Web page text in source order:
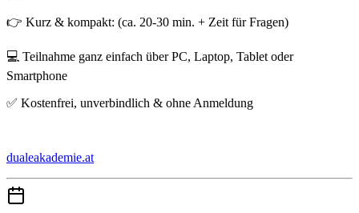
👉 Kurz & kompakt: (ca. 20-30 min. + Zeit für Fragen)
💻 Teilnahme ganz einfach über PC, Laptop, Tablet oder
Smartphone
✅ Kostenfrei, unverbindlich & ohne Anmeldung
dualeakademie.at